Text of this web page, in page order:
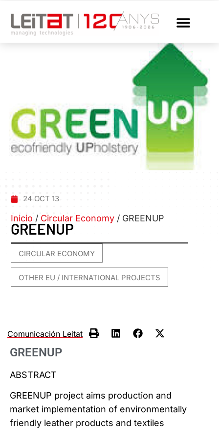
24 OCT 13
Inicio / Circular Economy / GREENUP
GREENUP
CIRCULAR ECONOMY
OTHER EU / INTERNATIONAL PROJECTS
Comunicación Leitat
GREENUP
ABSTRACT
GREENUP project aims production and
market implementation of environmentally
friendly leather products and textiles